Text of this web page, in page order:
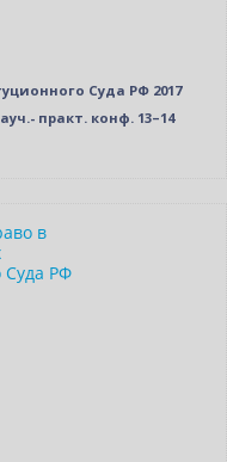
Суда РФ 2017
практ. конф. 13–14